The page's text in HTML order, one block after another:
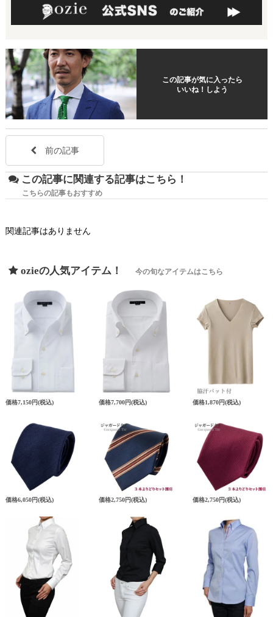
この記事が気に入ったら
いいね！しよう
前の記事
この記事に関連する記事はこちら！
こちらの記事もおすすめ
関連記事はありません
ozieの人気アイテム！ 今の旬なアイテムはこちら
価格7,150円(税込) 価格7,700円(税込) 価格1,870円(税込)
価格6,050円(税込) 価格2,750円(税込) 価格2,750円(税込)